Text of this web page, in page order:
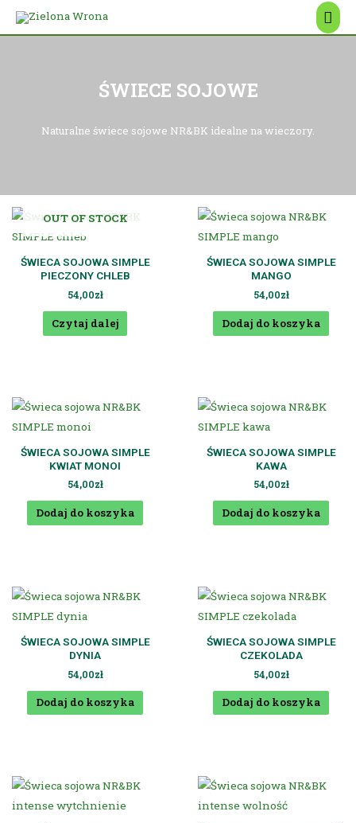
ŚWIECE SOJOWE
Naturalne świece sojowe NR&BK idealne na wieczory.
OUT OF STOCK
ŚWIECA SOJOWA SIMPLE
PIECZONY CHLEB
54,00zł
Czytaj dalej
ŚWIECA SOJOWA SIMPLE
MANGO
54,00zł
Dodaj do koszyka
ŚWIECA SOJOWA SIMPLE
KWIAT MONOI
54,00zł
Dodaj do koszyka
ŚWIECA SOJOWA SIMPLE
KAWA
54,00zł
Dodaj do koszyka
ŚWIECA SOJOWA SIMPLE
DYNIA
54,00zł
Dodaj do koszyka
ŚWIECA SOJOWA SIMPLE
CZEKOLADA
54,00zł
Dodaj do koszyka